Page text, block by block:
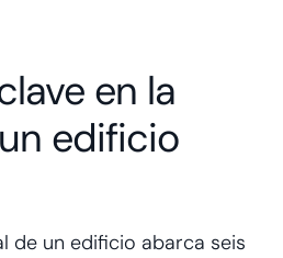
en la
edificio
de un edificio abarca seis